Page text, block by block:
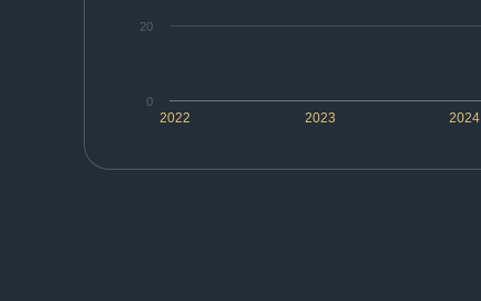
2022 2023 2024
0
20